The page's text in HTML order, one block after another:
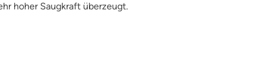
hoher Saugkraft überzeugt.